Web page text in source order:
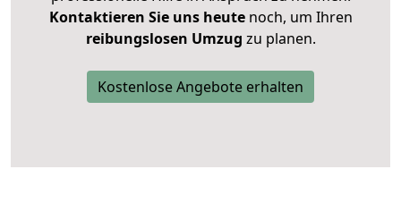
Kontaktieren Sie uns heutenoch, um Ihren
reibungslosen Umzug zu planen.
Kostenlose Angebote erhalten